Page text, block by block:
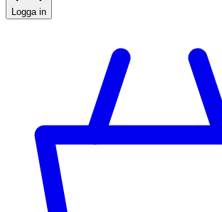
Logga in